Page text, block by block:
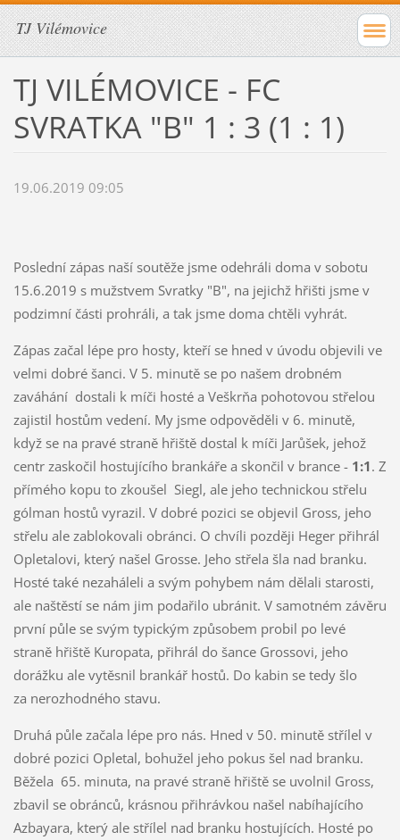
TJ Vilémovice
TJ VILÉMOVICE - FC
SVRATKA "B" 1 : 3 (1 : 1)
19.06.2019 09:05
Poslední zápas naší soutěže jsme odehráli doma v sobotu
15.6.2019 s mužstvem Svratky "B", na jejichž hřišti jsme v
podzimní části prohráli, a tak jsme doma chtěli vyhrát.
Zápas začal lépe pro hosty, kteří se hned v úvodu objevili ve
velmi dobré šanci. V 5. minutě se po našem drobném
zaváhání dostali k míči hosté a Veškrňa pohotovou střelou
zajistil hostům vedení. My jsme odpověděli v 6. minutě,
když se na pravé straně hřiště dostal k míči Jarůšek, jehož
centr zaskočil hostujícího brankáře a skončil v brance - 1:1. Z
přímého kopu to zkoušel Siegl, ale jeho technickou střelu
gólman hostů vyrazil. V dobré pozici se objevil Gross, jeho
střelu ale zablokovali obránci. O chvíli později Heger přihrál
Opletalovi, který našel Grosse. Jeho střela šla nad branku.
Hosté také nezaháleli a svým pohybem nám dělali starosti,
ale naštěstí se nám jim podařilo ubránit. V samotném závěru
první půle se svým typickým způsobem probil po levé
straně hřiště Kuropata, přihrál do šance Grossovi, jeho
dorážku ale vytěsnil brankář hostů. Do kabin se tedy šlo
za nerozhodného stavu.
Druhá půle začala lépe pro nás. Hned v 50. minutě střílel v
dobré pozici Opletal, bohužel jeho pokus šel nad branku.
Běžela 65. minuta, na pravé straně hřiště se uvolnil Gross,
zbavil se obránců, krásnou přihrávkou našel nabíhajícího
Azbayara, který ale střílel nad branku hostujících. Hosté po